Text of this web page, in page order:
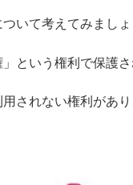
いて考えてみまし
されない権利が